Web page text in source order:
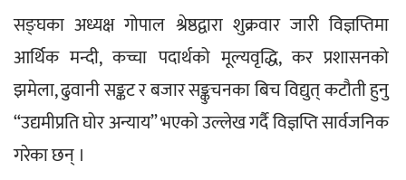
सङ्घका अध्यक्ष गोपाल श्रेष्ठद्वारा शुक्रवार जारी विज्ञप्तिमा
आर्थिक मन्दी, कच्चा पदार्थको मूल्यवृद्धि, कर प्रशासनको
झमेला, ढुवानी सङ्कट र बजार सङ्कुचनका बिच विद्युत् कटौती हुनु
“उद्यमीप्रति घोर अन्याय” भएको उल्लेख गर्दै विज्ञप्ति सार्वजनिक
गरेका छन् ।